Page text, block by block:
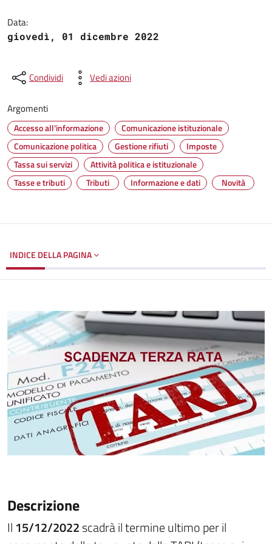
Data:
giovedì, 01 dicembre 2022
Condividi Vedi azioni
Argomenti
Accesso all'informazione
Comunicazione istituzionale
Comunicazione politica
Gestione rifiuti
Imposte
Tassa sui servizi
Attività politica e istituzionale
Tasse e tributi
Tributi Informazione e dati Novità
INDICE DELLA PAGINA
Descrizione
Il 15/12/2022scadrà il termine ultimo per il